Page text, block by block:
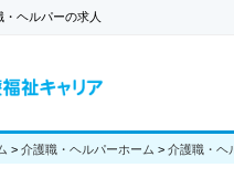
ヘルパーの求人
> 介護職・ヘルパーホーム > 介護職・ヘ